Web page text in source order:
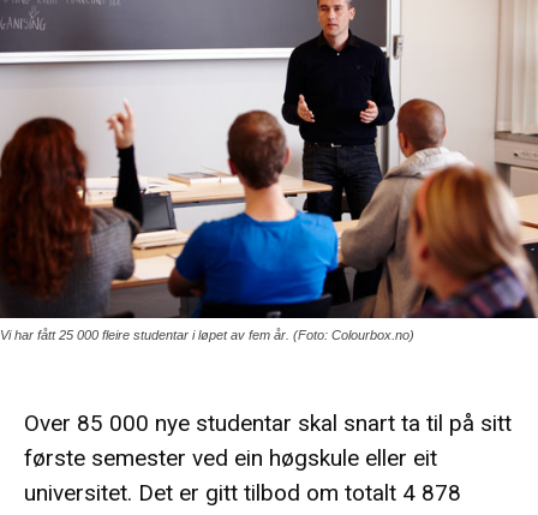
Vi har fått 25 000 fleire studentar i løpet av fem år. (Foto: Colourbox.no)
Over 85 000 nye studentar skal snart ta til på sitt
første semester ved ein høgskule eller eit
universitet. Det er gitt tilbod om totalt 4 878